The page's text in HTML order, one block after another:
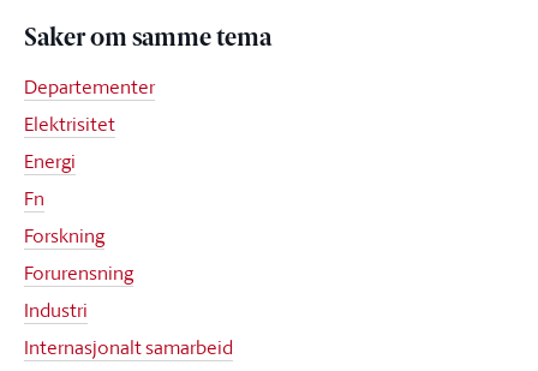
Saker om samme tema
Departementer
Elektrisitet
Energi
Fn
Forskning
Forurensning
Industri
Internasjonalt samarbeid